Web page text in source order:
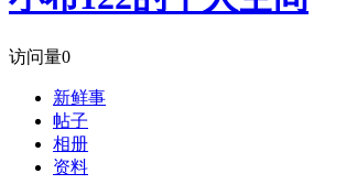
访问量0
新鲜事
帖子
相册
资料